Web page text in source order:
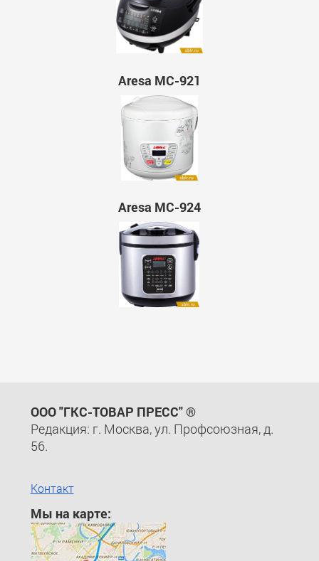
Aresa MC-921
Aresa MC-924
ООО "ГКС-ТОВАР ПРЕСС" ®
Редакция: г. Москва, ул. Профсоюзная, д.
56.
Контакт
Мы на карте: